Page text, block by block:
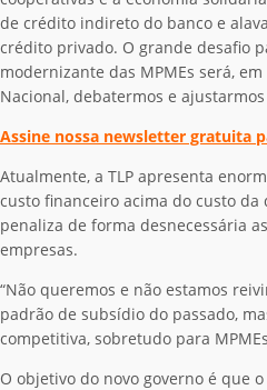
de crédito indireto do banco e
crédito privado. O grande desafio
modernizante das MPMEs será,
Nacional, debatermos e ajustarmos
Assine nossa newsletter gratuita
Atualmente, a TLP apresenta
custo financeiro acima do custo
penaliza de forma desnecessária
empresas.
“Não queremos e não estamos
padrão de subsídio do passado,
competitiva, sobretudo para
O objetivo do novo governo é que o